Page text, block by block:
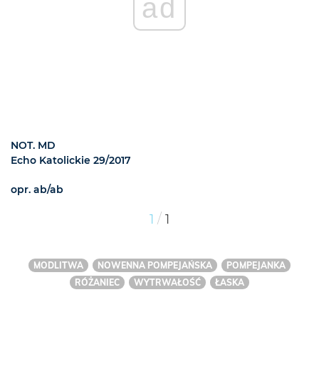
ad
NOT. MD
Echo Katolickie 29/2017
opr. ab/ab
1 / 1
MODLITWA NOWENNA POMPEJAŃSKA
POMPEJANKA
RÓŻANIEC
WYTRWAŁOŚĆ ŁASKA